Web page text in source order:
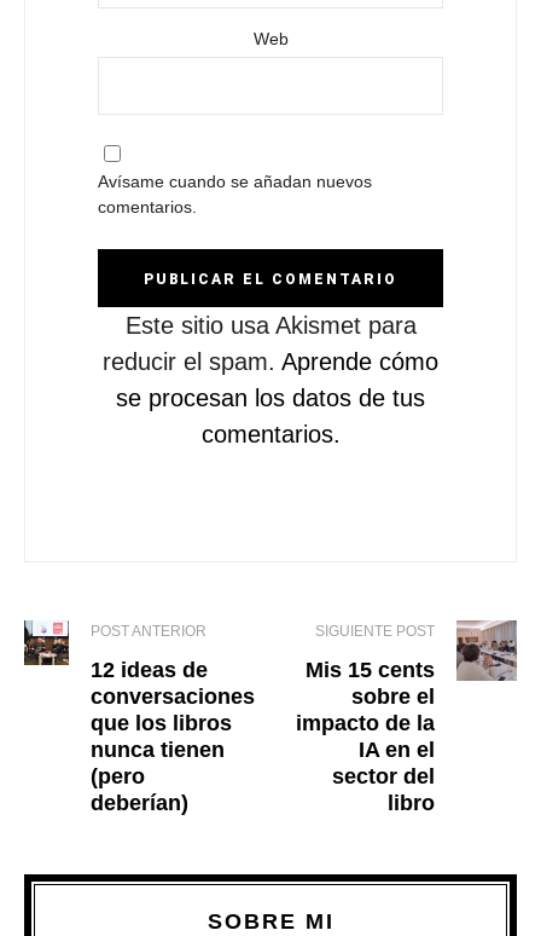
Web
Avísame cuando se añadan nuevos
comentarios.
Este sitio usa Akismet para
reducir el spam. Aprende cómo
se procesan los datos de tus
comentarios.
POST ANTERIOR
12 ideas de
conversaciones
que los libros
nunca tienen
(pero
deberían)
SIGUIENTE POST
Mis 15 cents
sobre el
impacto de la
IA en el
sector del
libro
SOBRE MI